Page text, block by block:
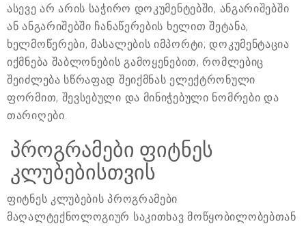
ასევე არ არის საჭირო დოკუმენტებში, ანგარიშებში
ან ანგარიშებში ჩანაწერების ხელით შეტანა,
ხელმოწერები, მასალების იმპორტი; დოკუმენტაცია
იქმნება შაბლონების გამოყენებით, რომლებიც
შეიძლება სწრაფად შეიქმნას ელექტრონული
ფორმით, შევსებული და მინიჭებული ნომრები და
თარიღები.
პროგრამები ფიტნეს
კლუბებისთვის
ფიტნეს კლუბების პროგრამები
მაღალტექნოლოგიურ საკითხავ მოწყობილობებთან